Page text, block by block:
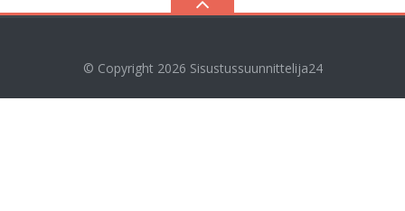
© Copyright 2026 Sisustussuunnittelija24